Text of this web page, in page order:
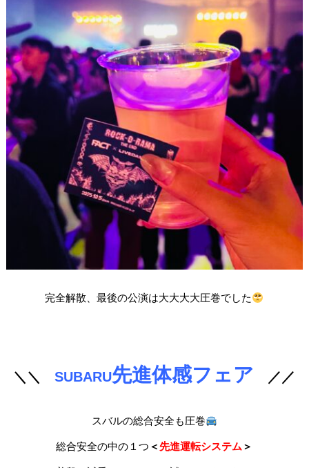
完全解散、最後の公演は大大大大圧巻でした
＼＼SUBARU先進体感フェア ／／
スバルの総合安全も圧巻
総合安全の中の１つ ＜先進運転システム ＞